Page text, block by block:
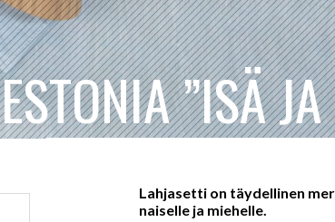
ESTONIA ”ISÄ
Lahjasetti on täydellinen
naiselle ja miehelle.